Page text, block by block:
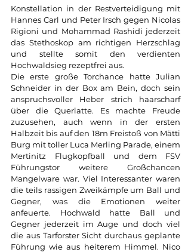
Konstellation in der Restverteidigung mit
Hannes Carl und Peter Irsch gegen Nicolas
Rigioni und Mohammad Rashidi jederzeit
das Stethoskop am richtigen Herzschlag
und stellte somit den verdienten
Hochwaldsieg rezeptfrei aus.
Die erste große Torchance hatte Julian
Schneider in der Box am Bein, doch sein
anspruchsvoller Heber strich haarscharf
über die Querlatte. Es machte Freude
zuzusehen, auch wenn in der ersten
Halbzeit bis auf den 18m Freistoß von Mätti
Burg mit toller Luca Merling Parade, einem
Mertinitz Flugkopfball und dem FSV
Führungstor weitere Großchancen
Mangelware war. Viel Interessanter waren
die teils rassigen Zweikämpfe um Ball und
Gegner, was die Emotionen weiter
anfeuerte. Hochwald hatte Ball und
Gegner jederzeit im Auge und doch viel
die aus Tarforster Sicht durchaus geplante
Führung wie aus heiterem Himmel. Nico